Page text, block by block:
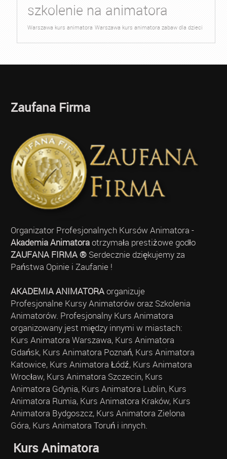
szkolenie na animatora
Warszawa kurs animatora Warszawa kurs animatora zabaw dla dzieci
Zaufana Firma
Organizator Profesjonalnych Kursów Animatora -
Akademia Animatoraotrzymała prestiżowe godło
ZAUFANA FIRMA ®Serdecznie dziękujemy za
Państwa Opinie i Zaufanie !
AKADEMIA ANIMATORAorganizuje
Profesjonalne Kursy Animatorów oraz Szkolenia
Animatorów. Profesjonalny Kurs Animatora
organizowany jest między innymi w miastach:
Kurs Animatora Warszawa, Kurs Animatora
Gdańsk, Kurs Animatora Poznań, Kurs Animatora
Katowice, Kurs Animatora Łódź, Kurs Animatora
Wrocław, Kurs Animatora Szczecin, Kurs
Animatora Gdynia, Kurs Animatora Lublin, Kurs
Animatora Rumia, Kurs Animatora Kraków, Kurs
Animatora Bydgoszcz, Kurs Animatora Zielona
Góra, Kurs Animatora Toruń i innych.
Kurs Animatora